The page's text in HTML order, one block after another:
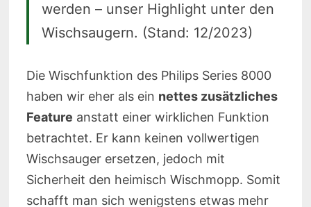
werden – unser Highlight unter den
Wischsaugern. (Stand: 12/2023)
Die Wischfunktion des Philips Series 8000
haben wir eher als ein nettes zusätzliches
Feature anstatt einer wirklichen Funktion
betrachtet. Er kann keinen vollwertigen
Wischsauger ersetzen, jedoch mit
Sicherheit den heimisch Wischmopp. Somit
schafft man sich wenigstens etwas mehr